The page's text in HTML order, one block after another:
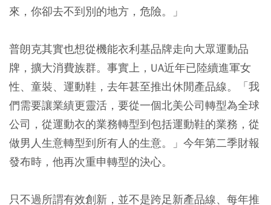
來，你卻去不到別的地方，危險。」
普朗克其實也想從機能衣利基品牌走向大眾運動品
牌，擴大消費族群。事實上，UA近年已陸續進軍女
性、童裝、運動鞋，去年甚至推出休閒產品線。「我
們需要讓業績更靈活，要從一個北美公司轉型為全球
公司，從運動衣的業務轉型到包括運動鞋的業務，從
做男人生意轉型到所有人的生意。」今年第二季財報
發布時，他再次重申轉型的決心。
只不過所謂有效創新，並不是跨足新產品線、每年推